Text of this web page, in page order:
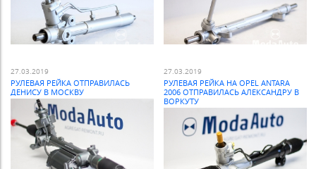
27.03.2019
РУЛЕВАЯ РЕЙКА ОТПРАВИЛАСЬ
ДЕНИСУ В МОСКВУ
27.03.2019
РУЛЕВАЯ РЕЙКА НА OPEL ANTARA
2006 ОТПРАВИЛАСЬ АЛЕКСАНДРУ В
ВОРКУТУ